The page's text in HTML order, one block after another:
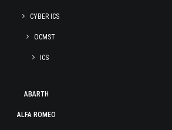
CYBER ICS
OCMST
ICS
ABARTH
ALFA ROMEO